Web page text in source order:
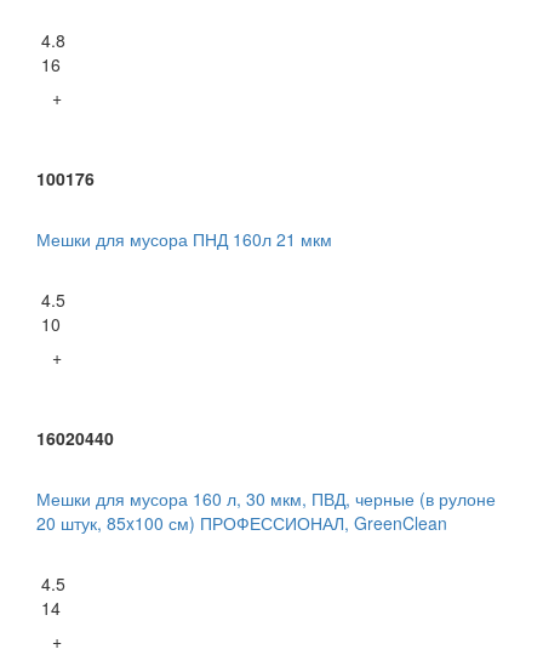
4.8
16
+
100176
Мешки для мусора ПНД 160л 21 мкм
4.5
10
+
16020440
Мешки для мусора 160 л, 30 мкм, ПВД, черные (в рулоне
20 штук, 85x100 см) ПРОФЕССИОНАЛ, GreenClean
4.5
14
+